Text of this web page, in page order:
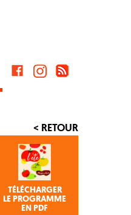
< RETOUR
TÉLÉCHARGER
LE PROGRAMME
EN PDF